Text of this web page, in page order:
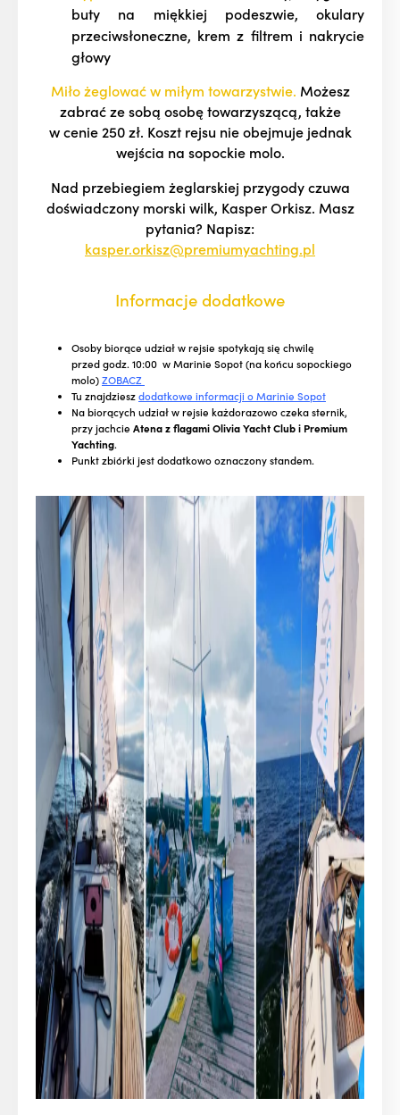
buty na miękkiej podeszwie, okulary
przeciwsłoneczne, krem z filtrem i nakrycie
głowy
Miło żeglować w miłym towarzystwie. Możesz
zabrać ze sobą osobę towarzyszącą, także
w cenie 250 zł. Koszt rejsu nie obejmuje jednak
wejścia na sopockie molo.
Nad przebiegiem żeglarskiej przygody czuwa
doświadczony morski wilk, Kasper Orkisz. Masz
pytania? Napisz:
kasper.orkisz@premiumyachting.pl
Informacje dodatkowe
Osoby biorące udział w rejsie spotykają się chwilę
przed godz. 10:00 w Marinie Sopot (na końcu sopockiego
molo)ZOBACZ
Tu znajdzieszdodatkowe informacji o Marinie Sopot
Na biorących udział w rejsie każdorazowo czeka sternik,
przy jachcie Atena z flagami Olivia Yacht Club i Premium
Yachting.
Punkt zbiórki jest dodatkowo oznaczony standem.